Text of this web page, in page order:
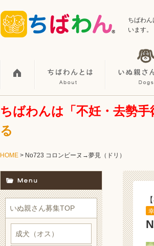
ちばわ
います。
ちばわんは「不妊・去勢
る
HOME > No723 コロンビーヌ→夢見（ドリ）
いぬ親さん募集TOP
成犬（オス）